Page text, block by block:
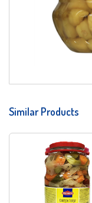
Similar Products